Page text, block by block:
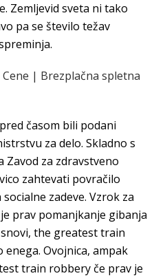
Zemljevid sveta ni tako
pa se število težav
| Brezplačna spletna
časom bili podani
za delo. Skladno s
Zavod za zdravstveno
zahtevati povračilo
zadeve. Vzrok za
prav pomanjkanje gibanja
the greatest train
Ovojnica, ampak
train robbery če prav je